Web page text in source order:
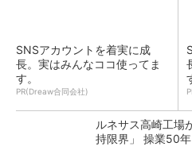
SNSアカウントを着実に成
長。実はみんなココ使ってま
す。
PR(Dreaw合同会社)
ルネサス高崎工場
持限界」 操業50年